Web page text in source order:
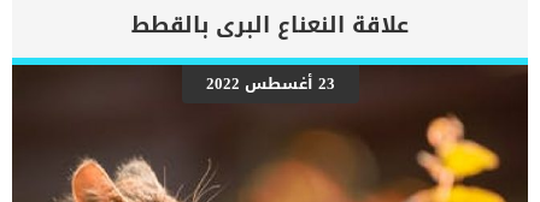
بينما الحجرتان السفليتان هما البطين الأيمن والأيسر. اقرا ايضا: ما هو
معدل ضربات القلب السريع عند الكلاب ؟ كما ينتقل الدم من الجسم إلى
الجانب الأيمن من القلب ، حيث ينتقل بعد ذلك إلى الرئتين عبر الشرايين
الرئوية. في الرئتين ، يلتقط الدم الأكسجين الذي يعيده إلى الجانب الأيسر
من القلب قبل ضخه مرة أخرى إلى باقي الجسم. تسمح هذه العملية لخلايا
الجسم بتلقي الأكسجين الضروري لوظائف الحياة. ما مدى اهمية سلامة
القلب عند الكلاب ؟ يعمل الدم المؤكسج على تغذية عضلات الكلاب في
أرجلهم ، مما يسمح لهم بالجري والقفز واللعب. كما يغذي الأمعاء
للمساعدة في هضم الطعام […]
علاقة النعناع البرى بالقطط
23 أغسطس 2022